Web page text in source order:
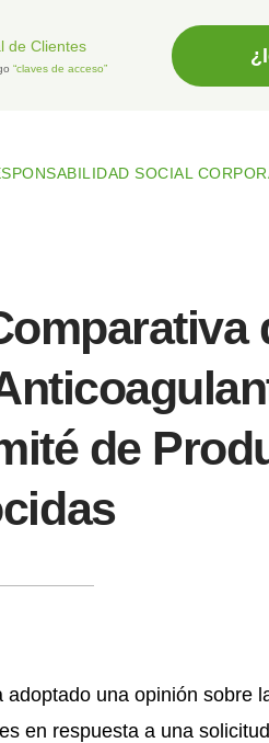
de Clientes
“claves de acceso”
SOCIAL
de
una opinión sobre
en respuesta a una